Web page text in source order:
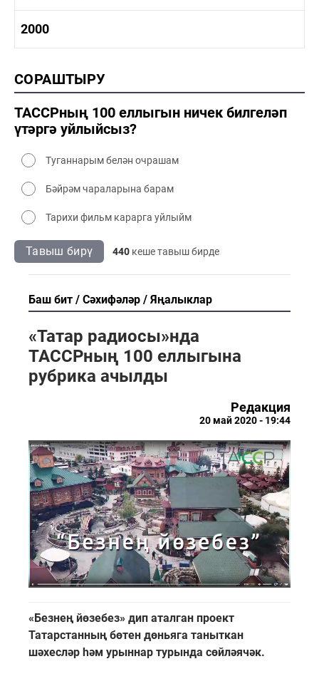
2000
2000 сәнәгать
2000 мәдәният
СОРАШТЫРУ
ТАССРның 100 еллыгын ничек билгеләп
үтәргә уйлыйсыз?
Туганнарым белән очрашам
Бәйрәм чараларына барам
Тарихи фильм карарга уйлыйм
Тавыш бирү 440 кеше тавыш бирде
Баш бит Сәхифәләр Яңалыклар
«Татар радиосы»нда
ТАССРның 100 еллыгына
рубрика ачылды
Редакция
20 май 2020 - 19:44
«Безнең йөзебез» дип аталган проект
Татарстанның бөтен дөньяга таныткан
шәхесләр һәм урыннар турында сөйләячәк.